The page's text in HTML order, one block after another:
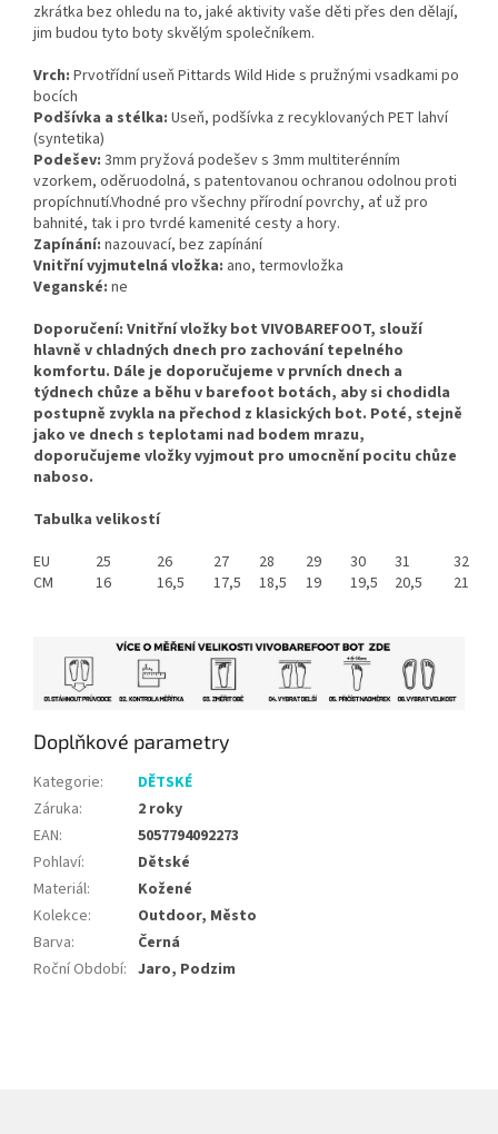
zkrátka bez ohledu na to, jaké aktivity vaše děti přes den dělají,
jim budou tyto boty skvělým společníkem.
Vrch: Prvotřídní useň Pittards Wild Hide s pružnými vsadkami po
bocích
Podšívka a stélka: Useň, podšívka z recyklovaných PET lahví
(syntetika)
Podešev: 3mm pryžová podešev s 3mm multiterénním
vzorkem, oděruodolná, s patentovanou ochranou odolnou proti
propíchnutí.Vhodné pro všechny přírodní povrchy, ať už pro
bahnité, tak i pro tvrdé kamenité cesty a hory.
Zapínání: nazouvací, bez zapínání
Vnitřní vyjmutelná vložka: ano, termovložka
Veganské: ne
Doporučení: Vnitřní vložky bot VIVOBAREFOOT, slouží
hlavně v chladných dnech pro zachování tepelného
komfortu. Dále je doporučujeme v prvních dnech a
týdnech chůze a běhu v barefoot botách, aby si chodidla
postupně zvykla na přechod z klasických bot. Poté, stejně
jako ve dnech s teplotami nad bodem mrazu,
doporučujeme vložky vyjmout pro umocnění pocitu chůze
naboso.
Tabulka velikostí
EU
25 26 27 28 29 30 31
32
CM
16 16,5 17,5 18,5 19 19,5 20,5 21
Doplňkové parametry
Kategorie:
DĚTSKÉ
Záruka:
2 roky
EAN:
5057794092273
Pohlaví:
Dětské
Materiál:
Kožené
Kolekce:
Outdoor, Město
Barva:
Černá
Roční Období: Jaro, Podzim